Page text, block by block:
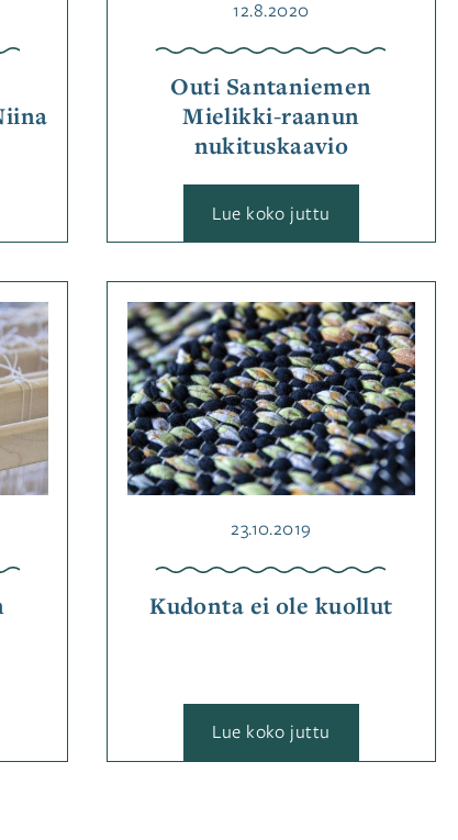
Outi Santaniemen
Mielikki-raanun
nukituskaavio
Julkaistu
12.8.2020
Lue koko juttu
Santaniemen
raanun
nukituskaavio
Kudonta ei ole kuollut
Julkaistu
23.10.2019
Lue koko juttu
ei
Kategoriassa
JututAvainsanat
kudonta